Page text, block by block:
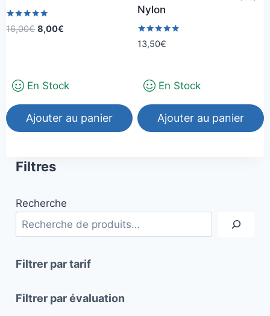
la
page
la
page
du
Note
5.00
16,00€ Le
16,00€.
8,00€
8,00€.
En Stock
Ajouter au panier
Nylon
Note
5.00
13,50€
En Stock
Ajouter au panier
Filtres
Recherche
Filtrer par tarif
Filtrer par évaluation